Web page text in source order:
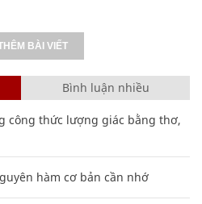
BÀI VIẾT
Bình luận nhiều
công thức lượng giác bằng thơ,
hàm cơ bản cần nhớ